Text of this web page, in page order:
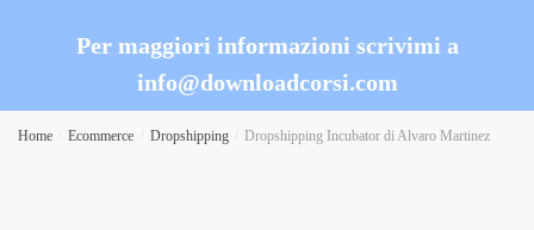
Per maggiori informazioni scrivimi a
info@downloadcorsi.com
Home Ecommerce Dropshipping Dropshipping Incubator di Alvaro Martinez